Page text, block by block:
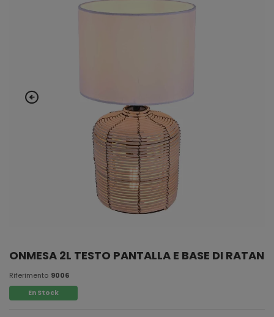
ONMESA 2L TESTO PANTALLA E BASE DI RATAN
Riferimento 9006
En Stock